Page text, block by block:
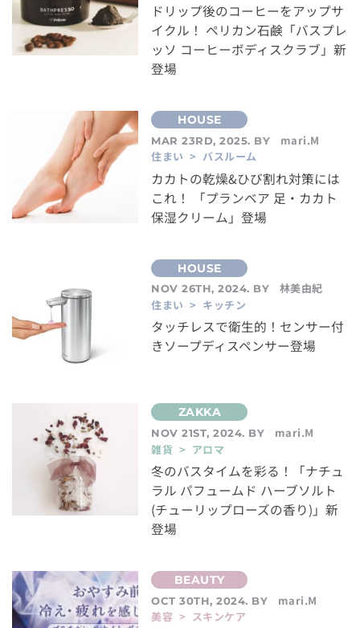
ドリップ後のコーヒーをアップサ
イクル！ ペリカン石鹸「バスプレ
ッソ コーヒーボディスクラブ」新
登場
MAR 23RD, 2025. BY
mari.M
住まい > バスルーム
カカトの乾燥&ひび割れ対策には
これ！ 「プランベア 足・カカト
保湿クリーム」登場
NOV 26TH, 2024. BY
林美由紀
住まい > キッチン
タッチレスで衛生的！センサー付
きソープディスペンサー登場
NOV 21ST, 2024. BY
mari.M
雑貨 > アロマ
冬のバスタイムを彩る！「ナチュ
ラル パフュームド ハーブソルト
(チューリップローズの香り)」新
登場
OCT 30TH, 2024. BY
mari.M
美容 > スキンケア